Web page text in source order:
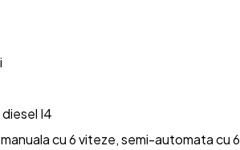
diesel I4
cu 6 viteze, semi-automata cu 6